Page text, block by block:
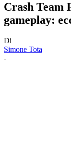
Crash Team
gameplay:
Di
Simone Tota
-